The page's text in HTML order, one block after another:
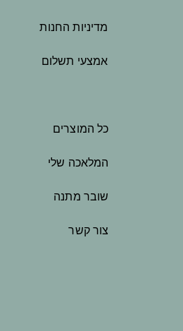
מדיניות החנות
אמצעי תשלום
כל המוצרים
המלאכה שלי
שובר מתנה
צור קשר